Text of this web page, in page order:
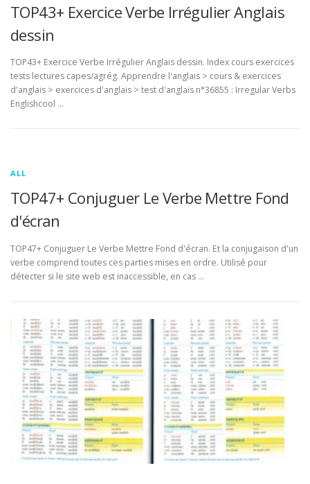
TOP43+ Exercice Verbe Irrégulier Anglais
dessin
TOP43+ Exercice Verbe Irrégulier Anglais dessin. Index cours exercices
tests lectures capes/agrég. Apprendre l'anglais > cours & exercices
d'anglais > exercices d'anglais > test d'anglais n°36855 : Irregular Verbs
Englishcool …
ALL
TOP47+ Conjuguer Le Verbe Mettre Fond
d'écran
TOP47+ Conjuguer Le Verbe Mettre Fond d'écran. Et la conjugaison d'un
verbe comprend toutes ces parties mises en ordre. Utilisé pour
détecter si le site web est inaccessible, en cas …